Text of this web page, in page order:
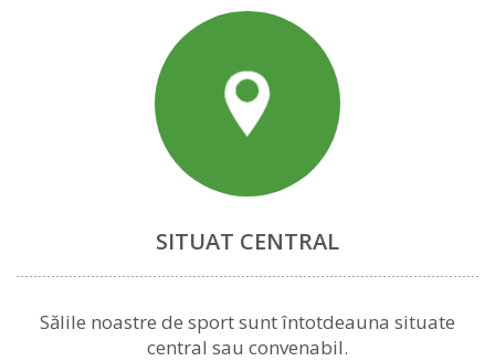
SITUAT CENTRAL
Sălile noastre de sport sunt întotdeauna situate
central sau convenabil.